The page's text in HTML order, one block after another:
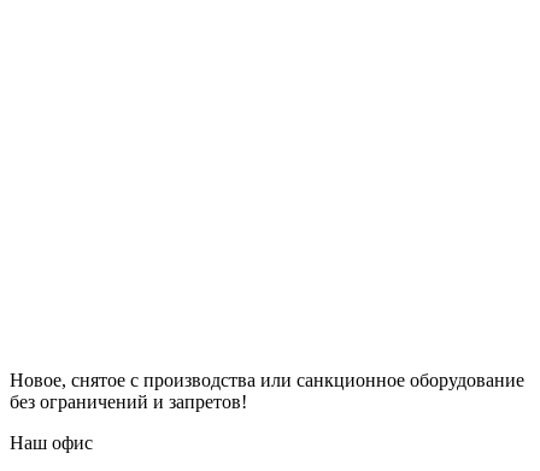
Новое, снятое с производства или санкционное оборудование
без ограничений и запретов!
Наш офис